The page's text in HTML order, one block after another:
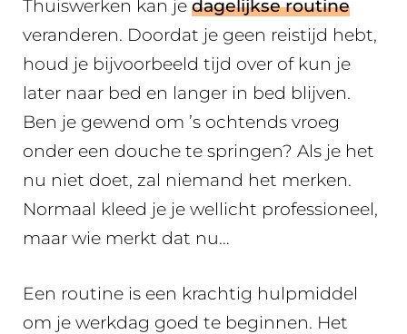
Thuiswerken kan je dagelijkse routine
veranderen. Doordat je geen reistijd hebt,
houd je bijvoorbeeld tijd over of kun je
later naar bed en langer in bed blijven.
Ben je gewend om ’s ochtends vroeg
onder een douche te springen? Als je het
nu niet doet, zal niemand het merken.
Normaal kleed je je wellicht professioneel,
maar wie merkt dat nu…
Een routine is een krachtig hulpmiddel
om je werkdag goed te beginnen. Het